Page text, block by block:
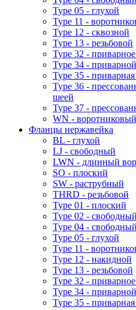
Type 05 - глухой
Type 11 -
Type 12 - сквозной
Type 13 - резьбовой
Type 32 -
Type 34 -
Type 35 - приварная
Type 36 -
шеей
Type 37 -
WN - воротниковый
Фланцы нержавейка
BL - глухой
LJ - свободный
LWN - длинный
SO - плоский
SW - раструбный
THRD - резьбовой
Type 01 - плоский
Type 02 - свободный
Type 04 - свободный
Type 05 - глухой
Type 11 -
Type 12 - накидной
Type 13 - резьбовой
Type 32 -
Type 34 -
Type 35 - приварная